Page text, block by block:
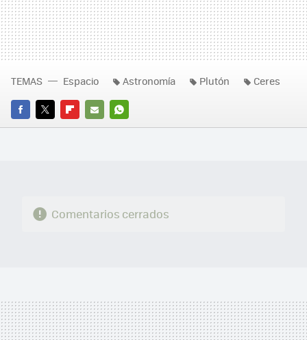
FACEBOOK
TWITTERFLIPBOARD
E-
WHATSAPP
TEMAS Espacio Astronomía Plutón Ceres
Comentarios cerrados